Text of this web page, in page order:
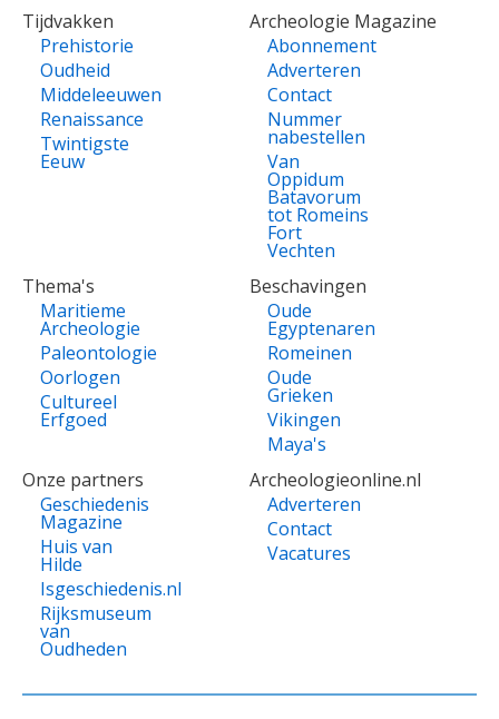
Tijdvakken
Prehistorie
Oudheid
Middeleeuwen
Renaissance
Twintigste
Eeuw
Archeologie Magazine
Abonnement
Adverteren
Contact
Nummer
nabestellen
Van
Oppidum
Batavorum
tot Romeins
Fort
Vechten
Thema's
Maritieme
Archeologie
Paleontologie
Oorlogen
Cultureel
Erfgoed
Beschavingen
Oude
Egyptenaren
Romeinen
Oude
Grieken
Vikingen
Maya's
Onze partners
Geschiedenis
Magazine
Huis van
Hilde
Isgeschiedenis.nl
Rijksmuseum
van
Oudheden
Archeologieonline.nl
Adverteren
Contact
Vacatures